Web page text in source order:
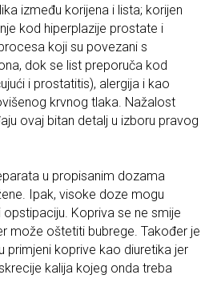
između korijena i lista; korijen
kod hiperplazije prostate i
koji su povezani s
dok se list preporuča kod
i prostatitis), alergija i kao
krvnog tlaka. Nažalost
ovaj bitan detalj u izboru pravog
u propisanim dozama
Ipak, visoke doze mogu
Kopriva se ne smije
može oštetiti bubrege. Također je
primjeni koprive kao diuretika jer
kalija kojeg onda treba